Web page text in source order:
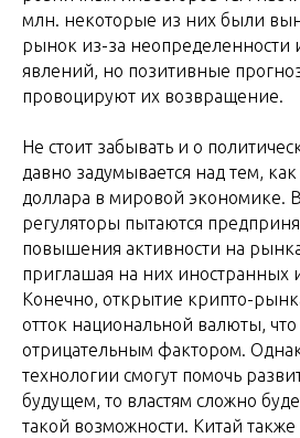
млн. некоторые из них были
рынок из-за неопределенности
явлений, но позитивные
провоцируют их возвращение.
Не стоит забывать и о
давно задумывается над тем,
доллара в мировой экономике.
регуляторы пытаются
повышения активности на
приглашая на них иностранных
Конечно, открытие крипто-
отток национальной валюты, что
отрицательным фактором.
технологии смогут помочь
будущем, то властям сложно
такой возможности. Китай